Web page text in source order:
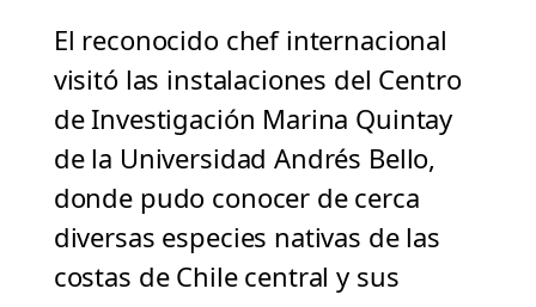
El reconocido chef internacional
visitó las instalaciones del Centro
de Investigación Marina Quintay
de la Universidad Andrés Bello,
donde pudo conocer de cerca
diversas especies nativas de las
costas de Chile central y sus